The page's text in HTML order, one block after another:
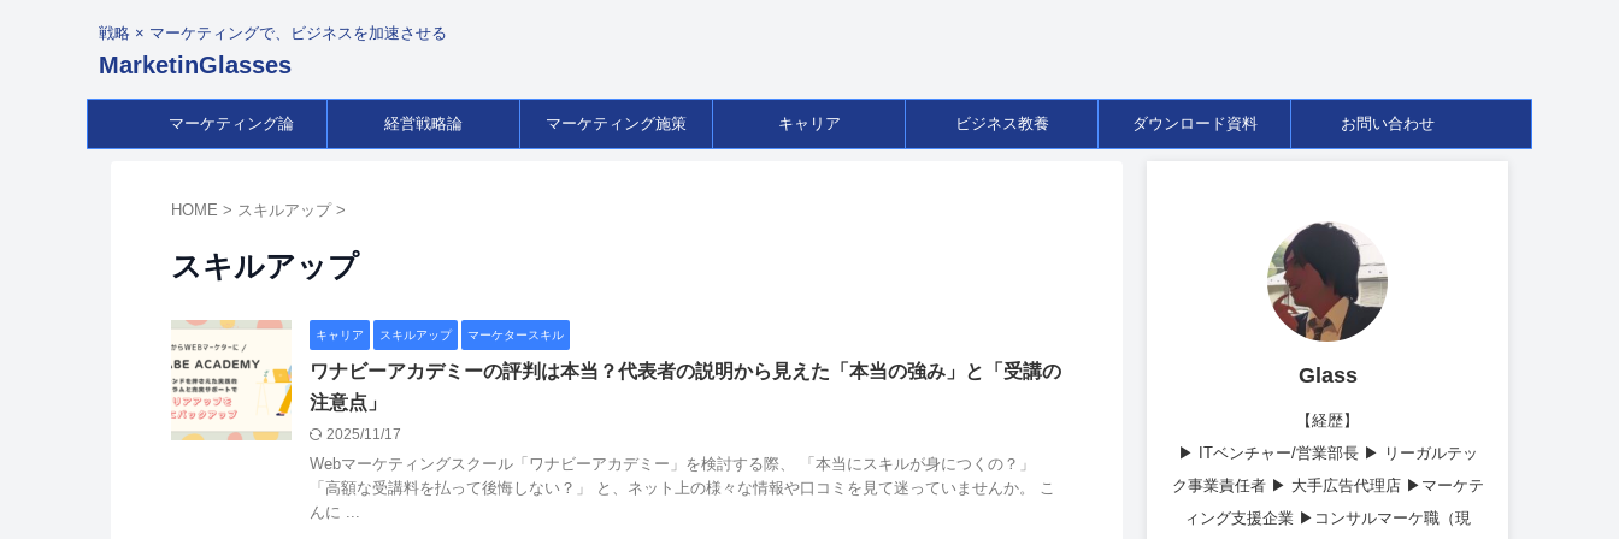
戦略 × マーケティングで、ビジネスを加速させる
MarketinGlasses
マーケティング論 経営戦略論 マーケティング施策 キャリア ビジネス教養 ダウンロード資料 お問い合わせ
HOME > スキルアップ >
スキルアップ
キャリア スキルアップ マーケタースキル
ワナビーアカデミーの評判は本当？代表者の説明から見えた「本当の強み」と「受講の
注意点」
2025/11/17
Webマーケティングスクール「ワナビーアカデミー」を検討する際、 「本当にスキルが身につくの？」
「高額な受講料を払って後悔しない？」 と、ネット上の様々な情報や口コミを見て迷っていませんか。 こ
んに ...
Glass
【経歴】
▶︎ ITベンチャー/営業部長 ▶︎ リーガルテッ
ク事業責任者 ▶︎ 大手広告代理店 ▶︎マーケテ
ィング支援企業 ▶︎コンサルマーケ職（現